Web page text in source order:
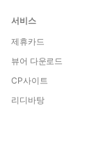
서비스
제휴카드
뷰어 다운로드
CP사이트
리디바탕